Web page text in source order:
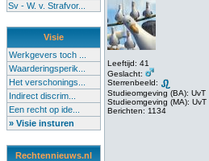
Sv - W. v. Strafvor...
Visie
Werkgevers toch ...
Waarderingsperik...
Het verschonings...
Indirect discrim...
Een recht op ide...
» Visie insturen
Rechtennieuws.nl
Leeftijd: 41
Geslacht:
Sterrenbeeld:
Studieomgeving (BA): UvT
Studieomgeving (MA): UvT
Berichten: 1134